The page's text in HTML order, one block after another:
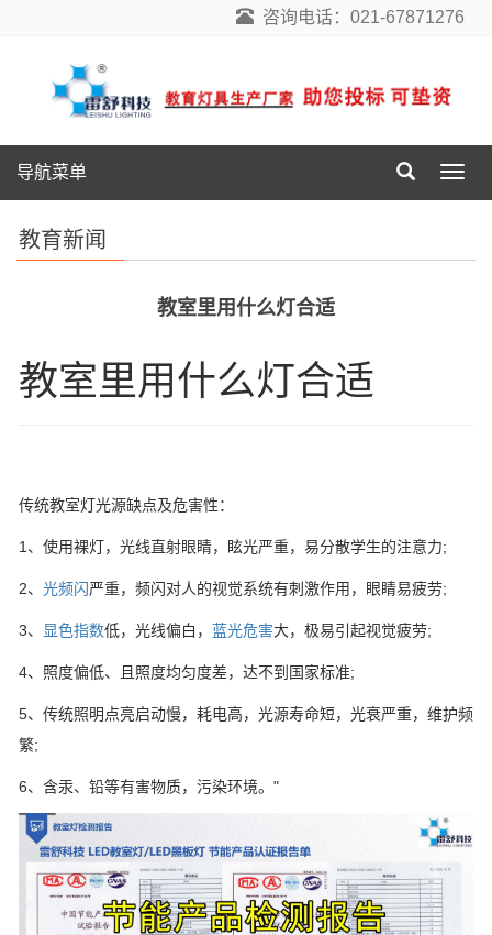
咨询电话：021-67871276
导
航
导航菜单
教育新闻
教室里用什么灯合适
教室里用什么灯合适
传统教室灯光源缺点及危害性：
1、使用裸灯，光线直射眼睛，眩光严重，易分散学生的注意力;
2、 光频闪严重，频闪对人的视觉系统有刺激作用，眼睛易疲劳;
3、 显色指数低，光线偏白， 蓝光危害大，极易引起视觉疲劳;
4、照度偏低、且照度均匀度差，达不到国家标准;
5、传统照明点亮启动慢，耗电高，光源寿命短，光衰严重，维护频
繁;
6、含汞、铅等有害物质，污染环境。"